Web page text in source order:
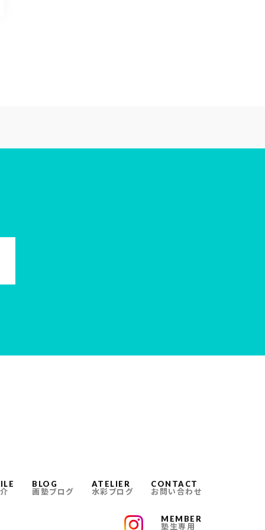
BLOG
画塾ブログ
ATELIER
水彩ブログ
CONTACT
お問い合わせ
MEMBER
塾生専用